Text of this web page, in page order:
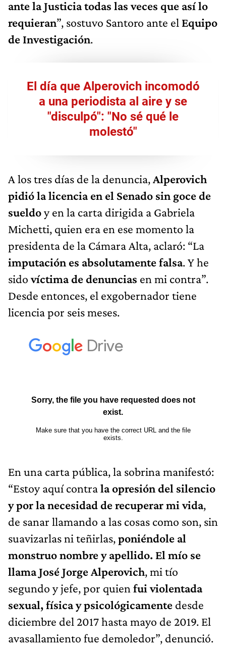
ante la Justicia todas las veces que así lo
requieran”, sostuvo Santoro ante el Equipo
de Investigación.
El día que Alperovich incomodó
a una periodista al aire y se
"disculpó": "No sé qué le
molestó"
A los tres días de la denuncia,Alperovich
pidió la licencia en el Senado sin goce de
sueldoy en la carta dirigida a Gabriela
Michetti, quien era en ese momento la
presidenta de la Cámara Alta, aclaró: “La
imputación es absolutamente falsa. Y he
sidovíctima de denuncias en mi contra”.
Desde entonces, el exgobernador tiene
licencia por seis meses.
En una carta pública, la sobrina manifestó:
“Estoy aquí contrala opresión del silencio
y por la necesidad de recuperar mi vida,
de sanar llamando a las cosas como son, sin
suavizarlas ni teñirlas,poniéndole al
monstruo nombre y apellido. El mío se
llama José Jorge Alperovich, mi tío
segundo y jefe, por quien fui violentada
sexual, física y psicológicamente desde
diciembre del 2017 hasta mayo de 2019. El
avasallamiento fue demoledor”, denunció.